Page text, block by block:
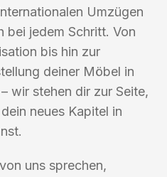
Umzügen
bei jedem Schritt. Von
bis hin zur
deiner Möbel in
wir stehen dir zur Seite,
neues Kapitel in
uns sprechen,